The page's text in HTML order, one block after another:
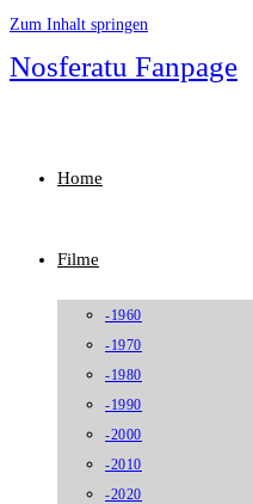
Zum Inhalt springen
Nosferatu Fanpage
Home
Filme
-1960
-1970
-1980
-1990
-2000
-2010
-2020